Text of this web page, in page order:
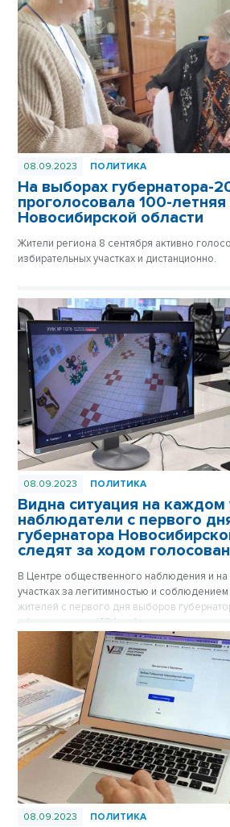
08.09.2023 ПОЛИТИКА
На выборах губернатора-
проголосовала 100-
Новосибирской области
Жители региона 8 сентября активно
избирательных участках и дистанционно.
08.09.2023 ПОЛИТИКА
Видна ситуация на каждом
наблюдатели с первого
губернатора
следят за ходом
В Центре общественного наблюдения и на
участках за легитимностью и
жителей с первого дня выборов
области следят 1934 наблюдателя,
Общественной палаты Новосибирской
08.09.2023 ПОЛИТИКА